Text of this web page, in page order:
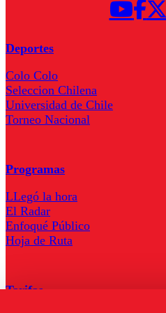
Deportes
Colo Colo
Seleccion Chilena
Universidad de Chile
Torneo Nacional
Programas
LLegó la hora
El Radar
Enfoqué Público
Hoja de Ruta
Tarifas